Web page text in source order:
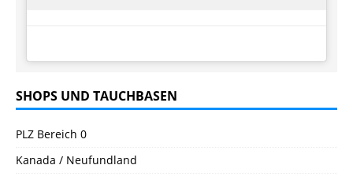
SHOPS UND TAUCHBASEN
PLZ Bereich 0
Kanada / Neufundland